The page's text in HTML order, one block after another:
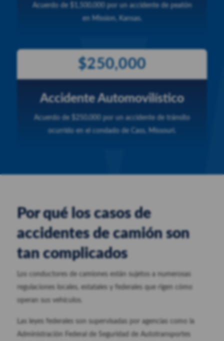
Acuerdo de $1,500,000 por un accidente de peatón
en Mission, Kansas.
$250,000
Accidente Automovilístico
Acuerdo de $250,000 por un accidente de tránsito
ocurrido en el condado de Cass, Missouri.
Por qué los casos de
accidentes de camión son
tan complicados
Los conductores de camiones están sujetos a numerosas
regulaciones locales, estatales y federales que rigen cómo
operan sus vehículos.
Las leyes federales son supervisadas por agencias como la
Administración Federal de Seguridad de Autotransportes